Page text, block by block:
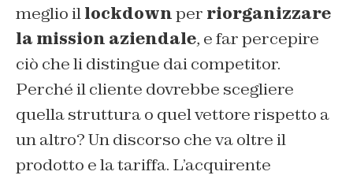
meglio illockdownper riorganizzare
la mission aziendale, e far percepire
ciò che li distingue dai competitor.
Perché il cliente dovrebbe scegliere
quella struttura o quel vettore rispetto a
un altro? Un discorso che va oltre il
prodotto e la tariffa. L’acquirente